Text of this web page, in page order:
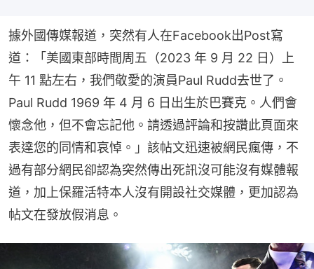
據外國傳媒報道，突然有人在Facebook出Post寫
道：「美國東部時間周五（2023 年 9 月 22 日）上
午 11 點左右，我們敬愛的演員Paul Rudd去世了。
Paul Rudd 1969 年 4 月 6 日出生於巴賽克。人們會
懷念他，但不會忘記他。請透過評論和按讚此頁面來
表達您的同情和哀悼。」該帖文迅速被網民瘋傳，不
過有部分網民卻認為突然傳出死訊沒可能沒有媒體報
道，加上保羅活特本人沒有開設社交媒體，更加認為
帖文在發放假消息。